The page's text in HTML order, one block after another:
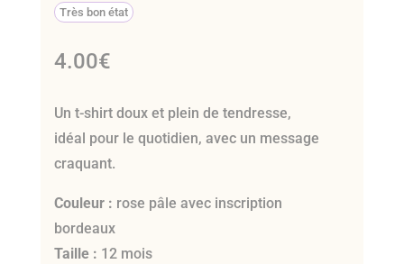
Très bon état
4.00€
Un t-shirt doux et plein de tendresse,
idéal pour le quotidien, avec un message
craquant.
Couleur : rose pâle avec inscription
bordeaux
Taille : 12 mois